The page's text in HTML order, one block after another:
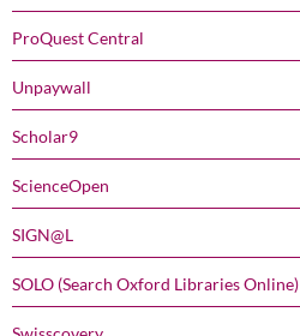
ProQuest Central
Unpaywall
Scholar9
ScienceOpen
SIGN@L
SOLO (Search Oxford Libraries Online)